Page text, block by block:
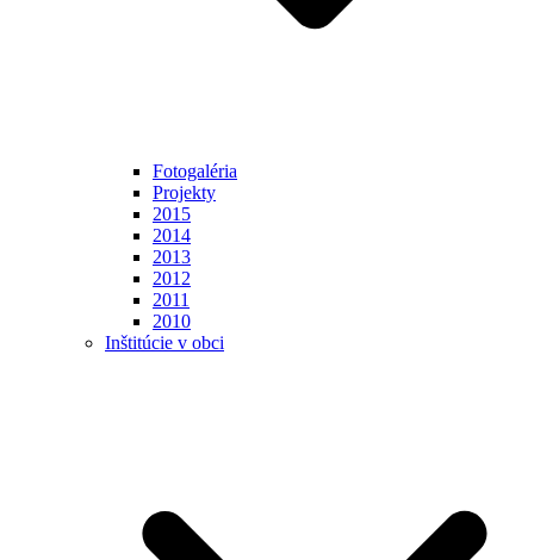
Fotogaléria
Projekty
2015
2014
2013
2012
2011
2010
Inštitúcie v obci